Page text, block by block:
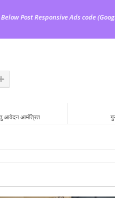
Below Post Responsive Ads code
आवेदन आमंत्रित